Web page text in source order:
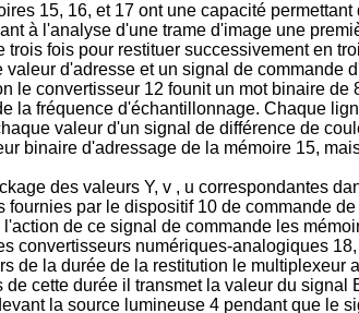
15, 16, et 17 ont une capacité
à l'analyse d'une trame d'image une
fois pour restituer successivement en
d'adresse et un signal de
le convertisseur 12 founit un mot binaire
la fréquence d'échantillonnage. Chaque
valeur d'un signal de différence de
binaire d'adressage de la mémoire 15,
des valeurs Y, v , u correspondantes
par le dispositif 10 de commande
de ce signal de commande les
convertisseurs numériques-analogiques
de la durée de la restitution le
cette durée il transmet la valeur du
la source lumineuse 4 pendant que le